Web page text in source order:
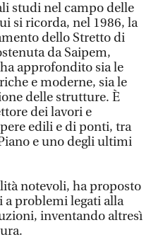
studi nel campo delle
si ricorda, nel 1986, la
dello Stretto di
da Saipem,
approfondito sia le
e moderne, sia le
delle strutture. È
dei lavori e
edili e di ponti, tra
e uno degli ultimi
notevoli, ha proposto
problemi legati alla
inventando altresì